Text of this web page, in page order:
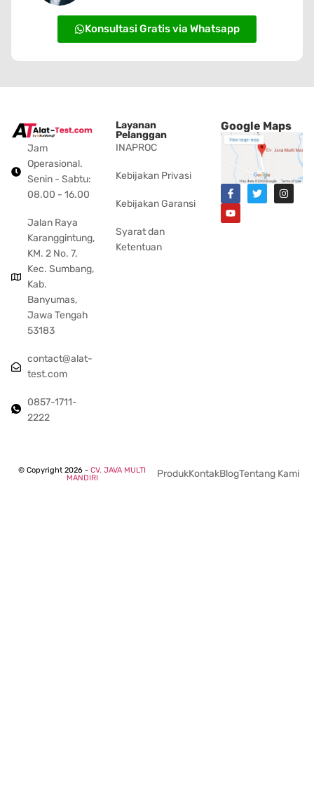
Konsultasi Gratis via Whatsapp
Jam
Operasional.
Senin - Sabtu:
08.00 - 16.00
Jalan Raya
Karanggintung,
KM. 2 No. 7,
Kec. Sumbang,
Kab.
Banyumas,
Jawa Tengah
53183
contact@alat-
test.com
0857-1711-
2222
Layanan
Pelanggan
INAPROC
Kebijakan Privasi
Kebijakan Garansi
Syarat dan
Ketentuan
Google Maps
© Copyright 2026 - CV. JAVA MULTI
MANDIRI
ProdukKontakBlogTentang Kami